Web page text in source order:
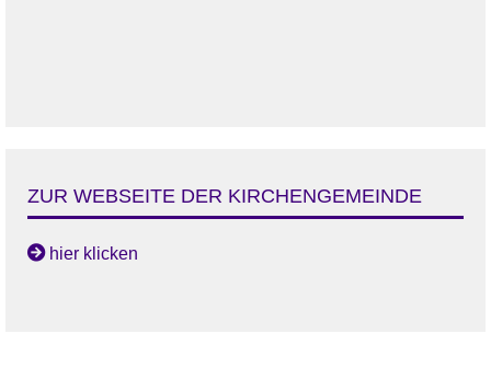
ZUR WEBSEITE DER KIRCHENGEMEINDE
hier klicken